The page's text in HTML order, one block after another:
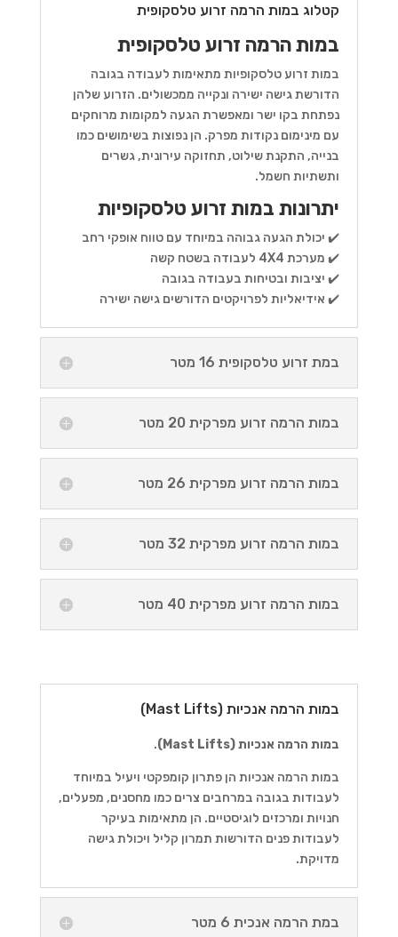
קטלוג במות הרמה זרוע טלסקופית
במות הרמה זרוע טלסקופית
במות זרוע טלסקופיות מתאימות לעבודה בגובה
הדורשת גישה ישירה ונקייה ממכשולים. הזרוע שלהן
נפתחת בקו ישר ומאפשרת הגעה למקומות מרוחקים
עם מינימום נקודות מפרק. הן נפוצות בשימושים כמו
בנייה, התקנת שילוט, תחזוקה עירונית, גשרים
ותשתיות חשמל.
יתרונות במות זרוע טלסקופיות
✔️ יכולת הגעה גבוהה במיוחד עם טווח אופקי רחב
✔️ מערכת 4X4 לעבודה בשטח קשה
✔️ יציבות ובטיחות בעבודה בגובה
✔️ אידיאליות לפרויקטים הדורשים גישה ישירה
במת זרוע טלסקופית 16 מטר
במות הרמה זרוע מפרקית 20 מטר
במות הרמה זרוע מפרקית 26 מטר
במות הרמה זרוע מפרקית 32 מטר
במות הרמה זרוע מפרקית 40 מטר
במות הרמה אנכיות (Mast Lifts)
במות הרמה אנכיות (Mast Lifts) .
במות הרמה אנכיות הן פתרון קומפקטי ויעיל במיוחד
לעבודות בגובה במרחבים צרים כמו מחסנים, מפעלים,
חנויות ומרכזים לוגיסטיים. הן מתאימות בעיקר
לעבודות פנים הדורשות תמרון קליל ויכולת גישה
מדויקת.
במת הרמה אנכית 6 מטר